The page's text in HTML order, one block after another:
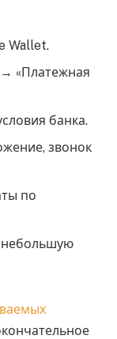
Wallet.
«Платежная
банка.
звонок
по
небольшую